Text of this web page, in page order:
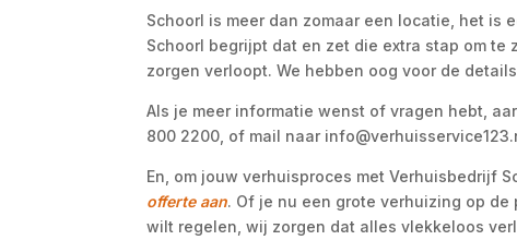
Schoorl is meer dan zomaar een locatie, het
Schoorl begrijpt dat en zet die extra stap om
zorgen verloopt. We hebben oog voor de
Als je meer informatie wenst of vragen hebt,
800 2200, of mail naar
En, om jouw verhuisproces met Verhuisbedrijf
offerte aan. Of je nu een grote verhuizing op
wilt regelen, wij zorgen dat alles vlekkeloos